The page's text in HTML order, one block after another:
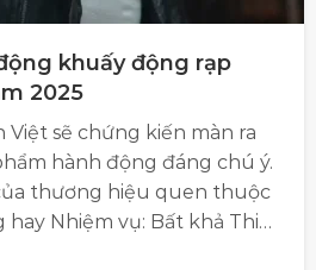
khuấy động rạp
2025
Việt sẽ chứng kiến màn ra
hành động đáng chú ý.
thương hiệu quen thuộc
Nhiệm vụ: Bất khả Thi…